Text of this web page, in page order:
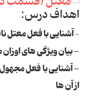
اهداف درس:
-آشنایی با فعل معتل
- بیان ویژگی های
- آشنایی با فعل
از آن ها